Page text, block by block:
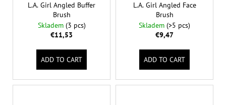
L.A. Girl Angled Buffer
Brush
Skladem (3 pcs)
€11,53
ADD TO CART
L.A. Girl Angled Face
Brush
Skladem (>5 pcs)
€9,47
ADD TO CART